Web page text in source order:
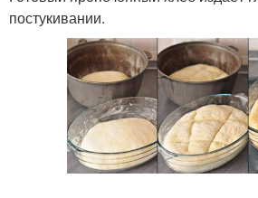
постукивании.